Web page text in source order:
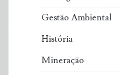
Gestão Ambiental
História
Mineração